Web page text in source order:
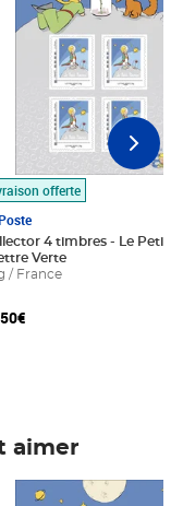
panier
offerte
4 timbres - Le Petit
Verte
/ France
aimer
7,50€